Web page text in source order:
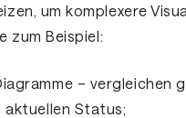
um komplexere
zum Beispiel:
– vergleichen
aktuellen Status;